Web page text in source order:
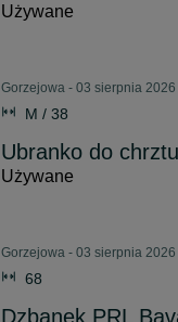
Używane
Gorzejowa - 03 sierpnia 2026
M / 38
Ubranko do chrztu
Używane
Gorzejowa - 03 sierpnia 2026
68
Dzbanek PRL